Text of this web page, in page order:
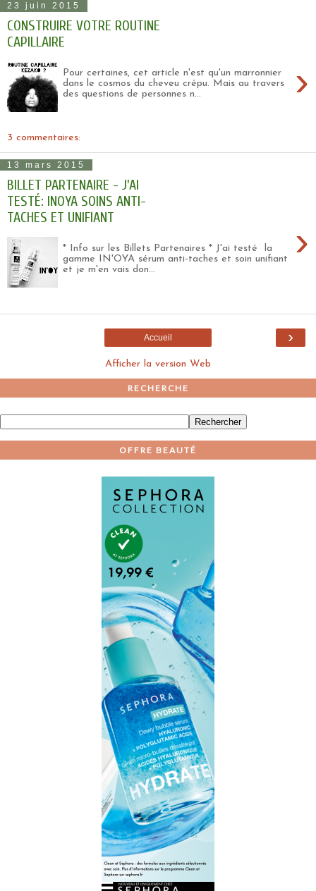
23 juin 2015
CONSTRUIRE VOTRE ROUTINE
CAPILLAIRE
›
Pour certaines, cet article n'est qu'un marronnier
dans le cosmos du cheveu crépu. Mais au travers
des questions de personnes n...
3 commentaires:
13 mars 2015
BILLET PARTENAIRE - J'AI
TESTÉ: INOYA SOINS ANTI-
TACHES ET UNIFIANT
›
* Info sur les Billets Partenaires * J'ai testé la
gamme IN'OYA sérum anti-taches et soin unifiant
et je m'en vais don...
›
Accueil
Afficher la version Web
RECHERCHE
OFFRE BEAUTÉ